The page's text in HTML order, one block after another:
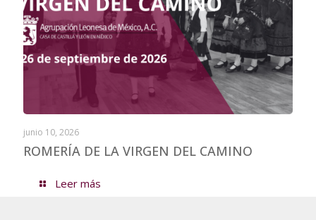
junio 10, 2026
ROMERÍA DE LA VIRGEN DEL CAMINO
Leer más